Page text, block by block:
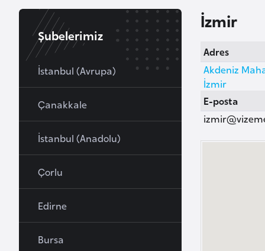
İzmir
Adres
Akdeniz
İzmir
E-posta
Şubelerimiz
İstanbul (Avrupa)
Çanakkale
İstanbul (Anadolu)
Çorlu
Edirne
Bursa
A
u
s
t
r
y
z
r